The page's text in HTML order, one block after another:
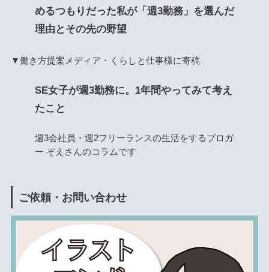
めるつもりだった私が「週3勤務」を選んだ
理由とその先の野望
▼働き方提案メディア・くらしと仕事様に寄稿
SE女子が週3勤務に。1年間やってみて考え
たこと
週3会社員・週2フリーランスの生活をするブロガ
ー ぞえさんのコラムです
ご依頼・お問い合わせ